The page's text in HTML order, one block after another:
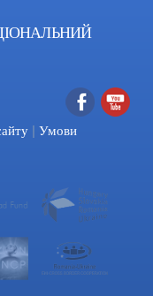
Facebook
| Умови